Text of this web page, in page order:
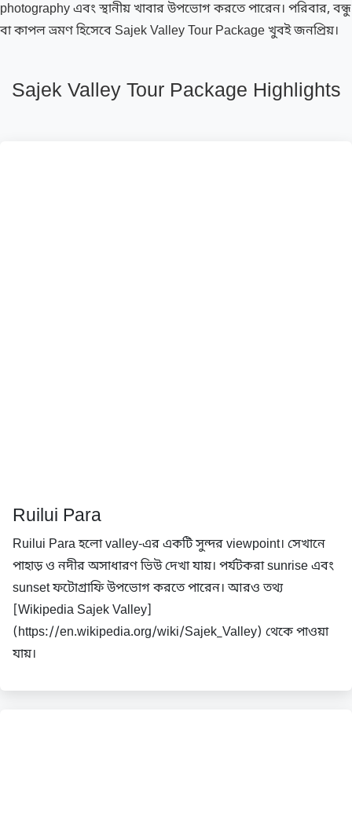
photography এবং স্থানীয় খাবার উপভোগ করতে পারেন। পরিবার, বন্ধু
বা কাপল ভ্রমণ হিসেবে Sajek Valley Tour Package খুবই জনপ্রিয়।
Sajek Valley Tour Package Highlights
Ruilui Para
Ruilui Para হলো valley-এর একটি সুন্দর viewpoint। সেখানে
পাহাড় ও নদীর অসাধারণ ভিউ দেখা যায়। পর্যটকরা sunrise এবং
sunset ফটোগ্রাফি উপভোগ করতে পারেন। আরও তথ্য
[Wikipedia Sajek Valley]
(https://en.wikipedia.org/wiki/Sajek_Valley) থেকে পাওয়া
যায়।